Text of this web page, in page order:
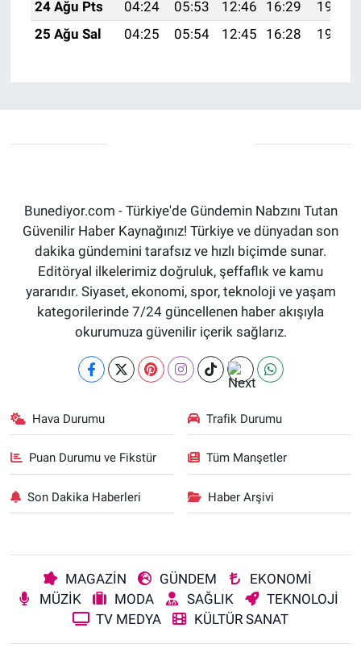
24 Ağu Pts
04:24 05:53 12:46 16:29
19:28
25 Ağu Sal
04:25 05:54 12:45 16:28 19:27
Bunediyor.com - Türkiye'de Gündemin Nabzını Tutan
Güvenilir Haber Kaynağınız! Türkiye ve dünyadan son
dakika gündemini tarafsız ve hızlı biçimde sunar.
Editöryal ilkelerimiz doğruluk, şeffaflık ve kamu
yararıdır. Siyaset, ekonomi, spor, teknoloji ve yaşam
kategorilerinde 7/24 güncellenen haber akışıyla
okurumuza güvenilir içerik sağlarız.
Hava Durumu Trafik Durumu
Puan Durumu ve Fikstür Tüm Manşetler
Son Dakika Haberleri Haber Arşivi
MAGAZİN GÜNDEM
EKONOMİ
MÜZİK
MODA SAĞLIK
TEKNOLOJİ
TV MEDYA
KÜLTÜR SANAT